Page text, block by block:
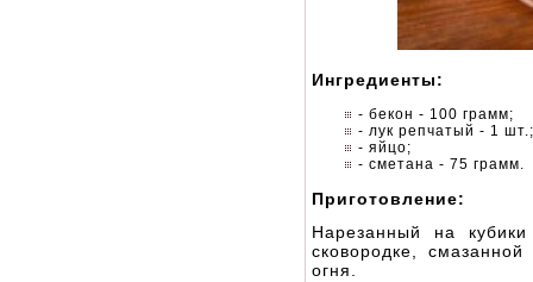
Ингредиенты:
- бекон - 100 грамм;
- лук репчатый - 1 шт.;
- яйцо;
- сметана - 75 грамм.
Приготовление:
Нарезанный на
сковородке,
огня.